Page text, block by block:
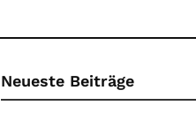
Neueste Beiträge